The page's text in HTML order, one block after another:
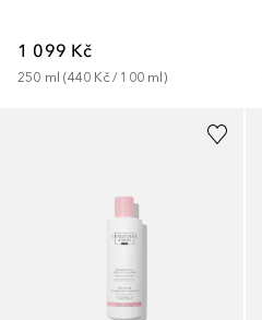
1 099 Kč
250 ml (440 Kč / 100 ml )